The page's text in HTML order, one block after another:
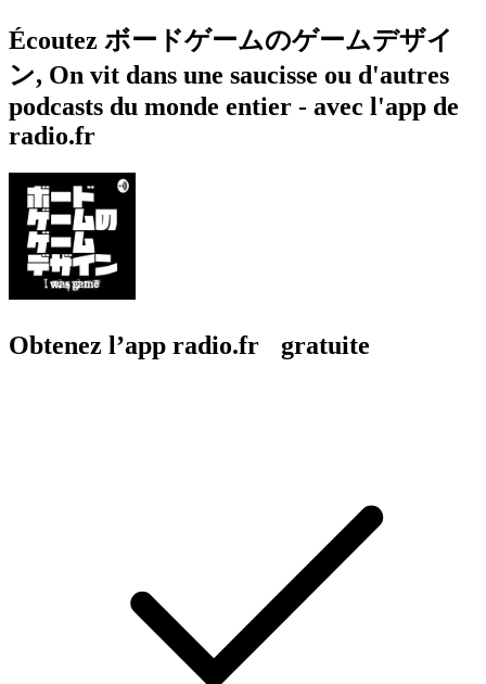
Écoutez ボードゲームのゲームデザイ
ン, On vit dans une saucisse ou d'autres
podcasts du monde entier - avec l'app de
radio.fr
Obtenez l’app radio.fr gratuite